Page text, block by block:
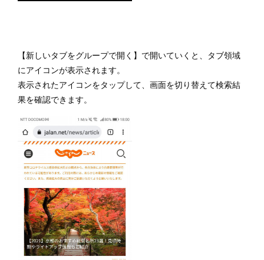
【新しいタブをグループで開く】で開いていくと、タブ領域
にアイコンが表示されます。
表示されたアイコンをタップして、画面を切り替えて検索結
果を確認できます。